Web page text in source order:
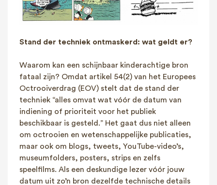
Stand der techniek ontmaskerd: wat geldt er?
Waarom kan een schijnbaar kinderachtige bron
fataal zijn? Omdat artikel 54(2) van het Europees
Octrooiverdrag (EOV) stelt dat de stand der
techniek “alles omvat wat vóór de datum van
indiening of prioriteit voor het publiek
beschikbaar is gesteld.” Het gaat dus niet alleen
om octrooien en wetenschappelijke publicaties,
maar ook om blogs, tweets, YouTube-video’s,
museumfolders, posters, strips en zelfs
speelfilms. Als een deskundige lezer vóór jouw
datum uit zo’n bron dezelfde technische details